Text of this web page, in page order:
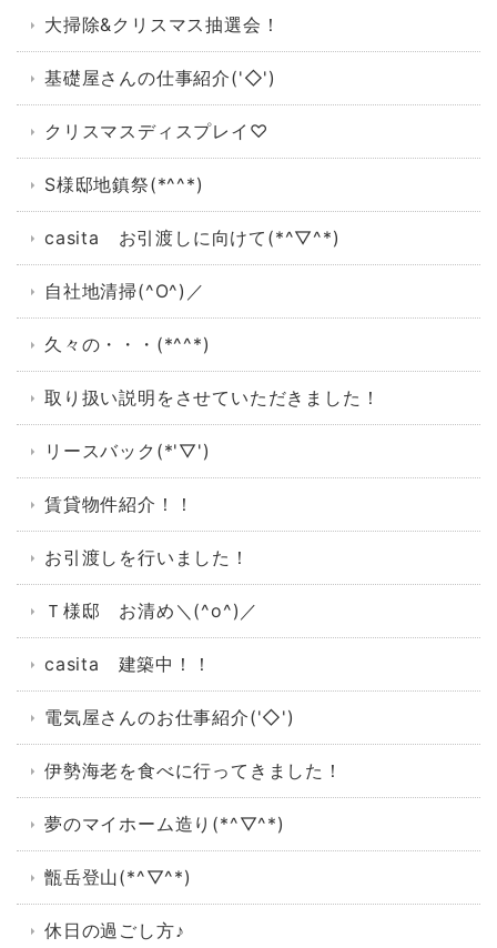
大掃除&クリスマス抽選会！
基礎屋さんの仕事紹介('◇')ゞ
クリスマスディスプレイ♡
S様邸地鎮祭(*^^*)
casita お引渡しに向けて(*^▽^*)
自社地清掃(^O^)／
久々の・・・(*^^*)
取り扱い説明をさせていただきました！
リースバック(*'▽')
賃貸物件紹介！！
お引渡しを行いました！
Ｔ様邸 お清め＼(^o^)／
casita 建築中！！
電気屋さんのお仕事紹介('◇')ゞ
伊勢海老を食べに行ってきました！
夢のマイホーム造り(*^▽^*)
甑岳登山(*^▽^*)
休日の過ごし方♪